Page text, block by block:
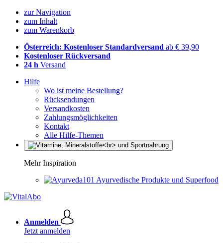
zur Navigation
zum Inhalt
zum Warenkorb
Österreich: Kostenloser Standardversand ab € 39,90
Kostenloser Rückversand
24 h Versand
Hilfe
Wo ist meine Bestellung?
Rücksendungen
Versandkosten
Zahlungsmöglichkeiten
Kontakt
Alle Hilfe-Themen
Mehr Inspiration
Ayurvedische Produkte und Superfood
Anmelden
Jetzt anmelden